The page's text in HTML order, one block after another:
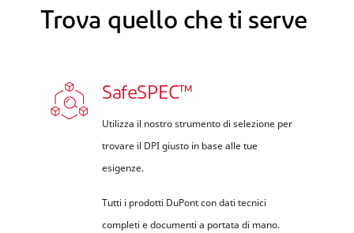
Trova quello che ti serve
SafeSPEC™
Utilizza il nostro strumento di selezione per
trovare il DPI giusto in base alle tue
esigenze.
Tutti i prodotti DuPont con dati tecnici
completi e documenti a portata di mano.